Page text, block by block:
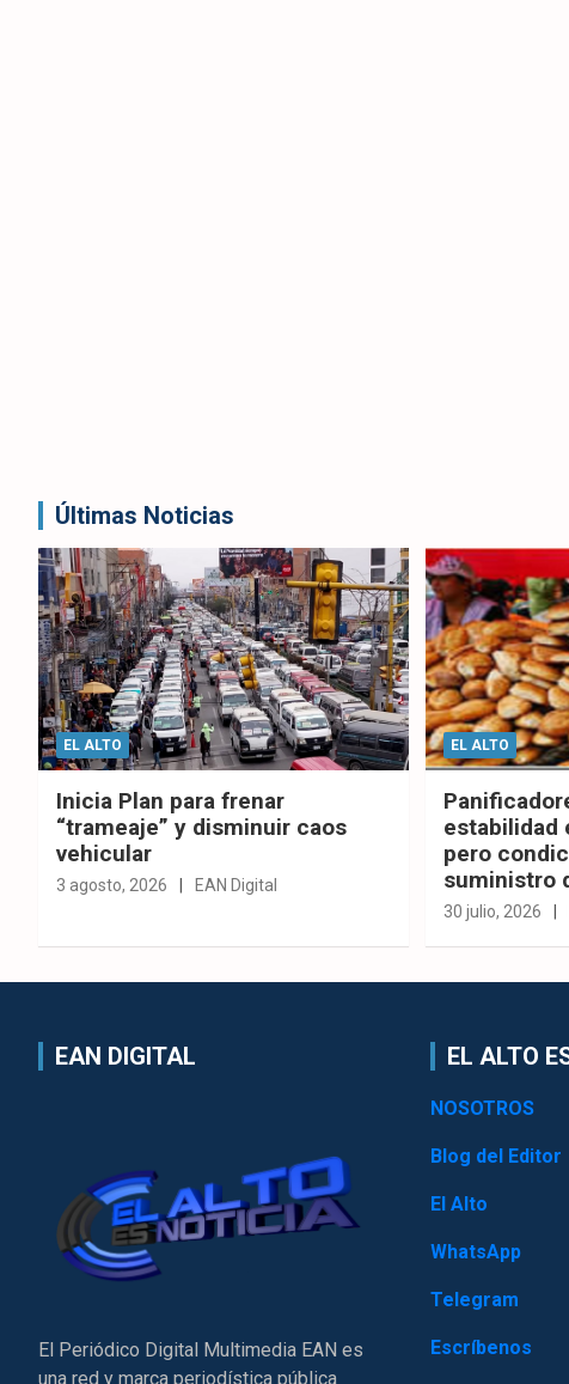
Últimas Noticias
EL ALTO
Inicia Plan para frenar
“trameaje” y disminuir caos
vehicular
3 agosto, 2026 EAN Digital
EL ALTO
estabilidad
pero
suministro
30 julio, 2026
EAN DIGITAL
El Periódico Digital Multimedia EAN es
una red y marca periodística pública
EL ALTO
NOSOTROS
Blog del Editor
El Alto
WhatsApp
Telegram
Escríbenos